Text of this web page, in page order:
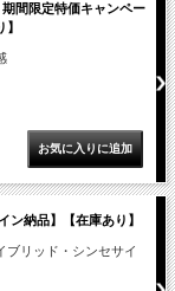
間限定特価キャンペー
納品】【在庫あり】
ブリッド・シンセサイ